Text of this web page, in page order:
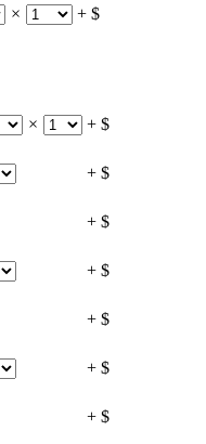
×
+ $
×
+ $
+ $
+ $
+ $
+ $
+ $
+ $